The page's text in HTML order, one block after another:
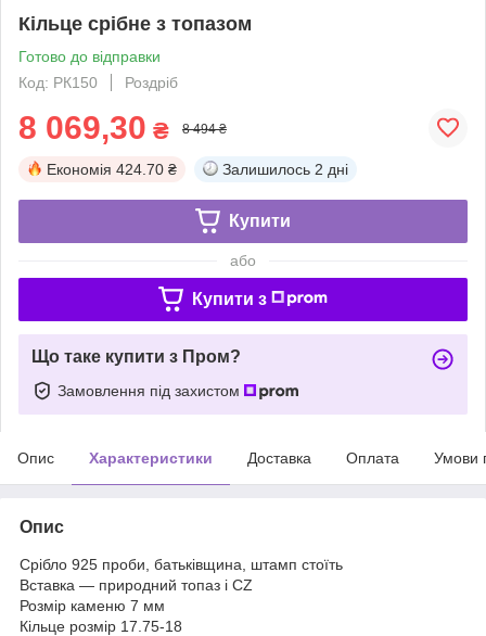
Кільце срібне з топазом
Готово до відправки
Код: РК150
Роздріб
8 069,30 ₴ 8 494 ₴
Економія 424.70 ₴ Залишилось 2 дні
Купити
або
Купити з
Що таке купити з Пром?
Замовлення під захистом
Опис Характеристики Доставка Оплата Умови
Опис
Срібло 925 проби, батьківщина, штамп стоїть
Вставка — природний топаз і CZ
Розмір каменю 7 мм
Кільце розмір 17.75-18